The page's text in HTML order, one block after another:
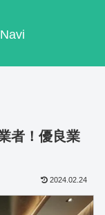
者！優良業
2024.02.24